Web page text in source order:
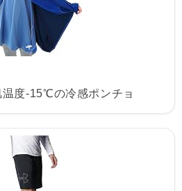
度-15℃の冷感ポンチョ